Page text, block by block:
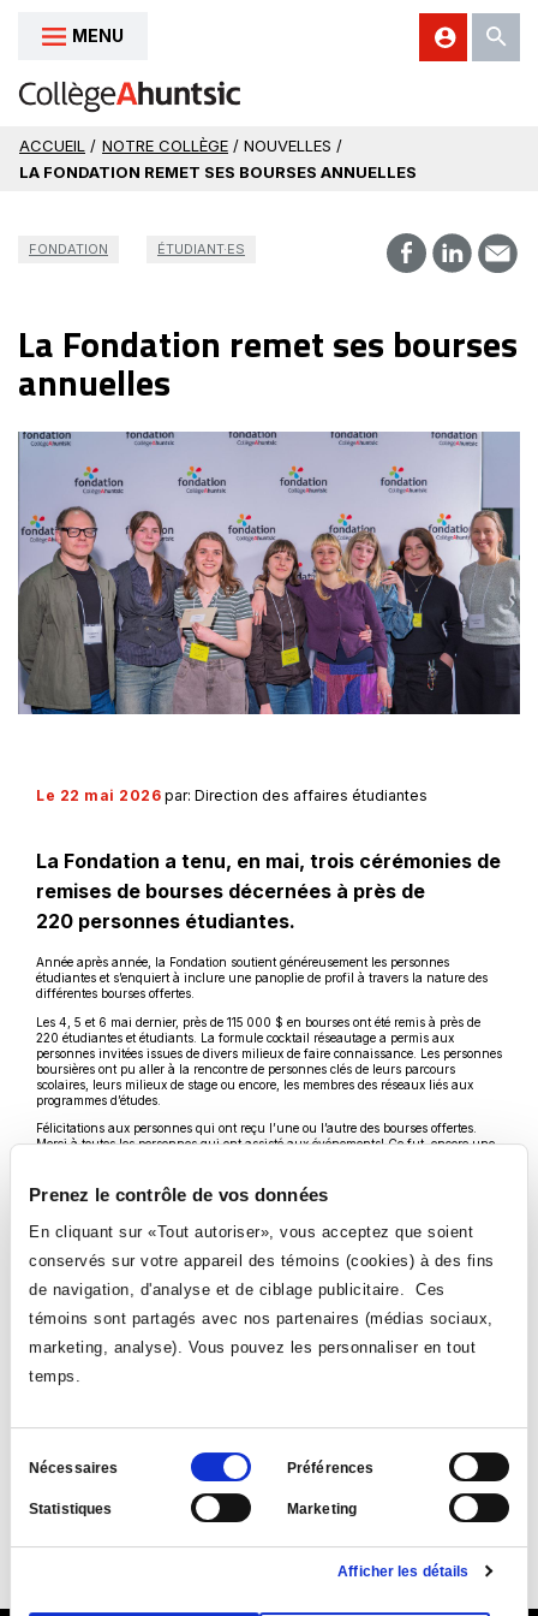
Prenez le contrôle de vos données
En cliquant sur «Tout autoriser», vous acceptez que soient
conservés sur votre appareil des témoins (cookies) à des fins
de navigation, d'analyse et de ciblage publicitaire. Ces
témoins sont partagés avec nos partenaires (médias sociaux,
marketing, analyse). Vous pouvez les personnaliser en tout
temps.
Sélection
consentement
Nécessaires Préférences
Statistiques Marketing
Afficher les détails
Aller au contenu
MENU
ACCUEIL / NOTRE COLLÈGE / NOUVELLES /
LA FONDATION REMET SES BOURSES ANNUELLES
FONDATION ÉTUDIANT·ES
La Fondation remet ses bourses
annuelles
Le 22 mai 2026 par: Direction des affaires étudiantes
La Fondation a tenu, en mai, trois cérémonies de
remises de bourses décernées à près de
220 personnes étudiantes.
Année après année, la Fondation soutient généreusement les personnes
étudiantes et s’enquiert à inclure une panoplie de profil à travers la nature des
différentes bourses offertes.
Les 4, 5 et 6 mai dernier, près de 115 000 $ en bourses ont été remis à près de
220 étudiantes et étudiants. La formule cocktail réseautage a permis aux
personnes invitées issues de divers milieux de faire connaissance. Les personnes
boursières ont pu aller à la rencontre de personnes clés de leurs parcours
scolaires, leurs milieux de stage ou encore, les membres des réseaux liés aux
programmes d’études.
Félicitations aux personnes qui ont reçu l’une ou l’autre des bourses offertes.
Merci à toutes les personnes qui ont assisté aux événements! Ce fut, encore une
Voici les liens des albums de photos des soirées de remise de bourses.
lien
s'ouvrira
dans
nouvelle
Soirée de remise de bourses – mardi 5 mai 2026 Ce
lien
s'ouvrira
dans
nouvelle
Soirée de remise de bourses – mercredi 6 mai 2026 Ce
lien
dans
nouvelle
VOIR TOUTES LES NOUVELLES
Suivez-nous